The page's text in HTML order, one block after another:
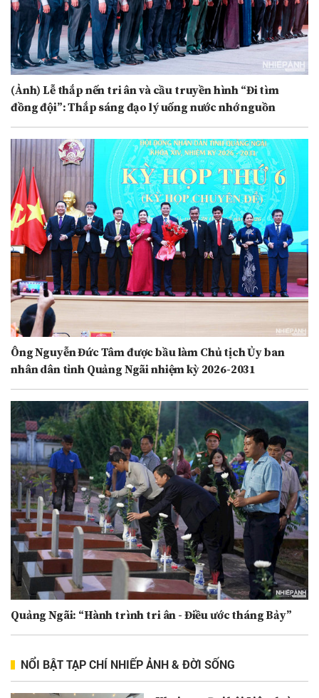
(Ảnh) Lễ thắp nến tri ân và cầu truyền hình “Đi tìm
đồng đội”: Thắp sáng đạo lý uống nước nhớ nguồn
Ông Nguyễn Đức Tâm được bầu làm Chủ tịch Ủy ban
nhân dân tỉnh Quảng Ngãi nhiệm kỳ 2026-2031
Quảng Ngãi: “Hành trình tri ân - Điều ước tháng Bảy”
NỔI BẬT TẠP CHÍ NHIẾP ẢNH & ĐỜI SỐNG